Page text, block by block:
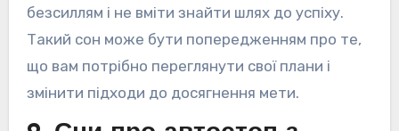
безсиллям і не вміти знайти шлях до успіху.
Такий сон може бути попередженням про те,
що вам потрібно переглянути свої плани і
змінити підходи до досягнення мети.